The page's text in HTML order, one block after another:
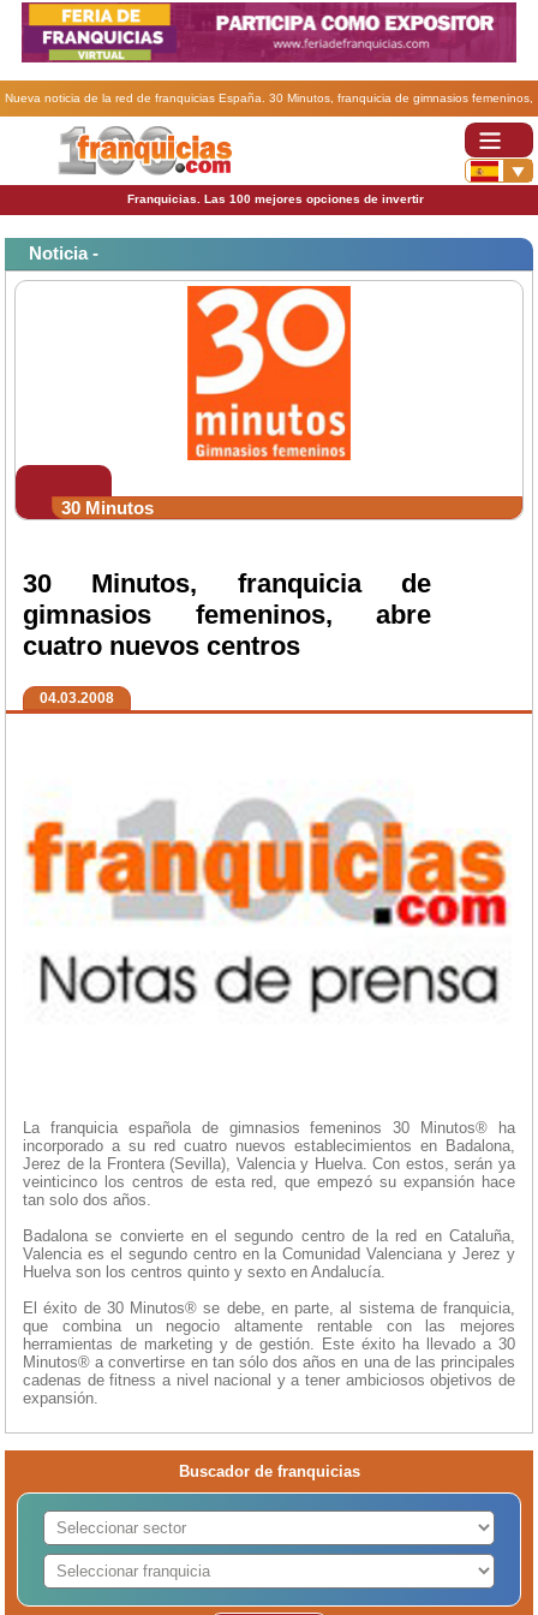
Nueva noticia de la red de franquicias España. 30 Minutos, franquicia de gimnasios femeninos,
abre cuatro nuevos centros.
Franquicias. Las 100 mejores opciones de invertir
Noticia -
30 Minutos
30 Minutos, franquicia de
gimnasios femeninos, abre
cuatro nuevos centros
04.03.2008
La franquicia española de gimnasios femeninos 30 Minutos® ha
incorporado a su red cuatro nuevos establecimientos en Badalona,
Jerez de la Frontera (Sevilla), Valencia y Huelva. Con estos, serán ya
veinticinco los centros de esta red, que empezó su expansión hace
tan solo dos años.
Badalona se convierte en el segundo centro de la red en Cataluña,
Valencia es el segundo centro en la Comunidad Valenciana y Jerez y
Huelva son los centros quinto y sexto en Andalucía.
El éxito de 30 Minutos® se debe, en parte, al sistema de franquicia,
que combina un negocio altamente rentable con las mejores
herramientas de marketing y de gestión. Este éxito ha llevado a 30
Minutos® a convertirse en tan sólo dos años en una de las principales
cadenas de fitness a nivel nacional y a tener ambiciosos objetivos de
expansión.
Buscador de franquicias